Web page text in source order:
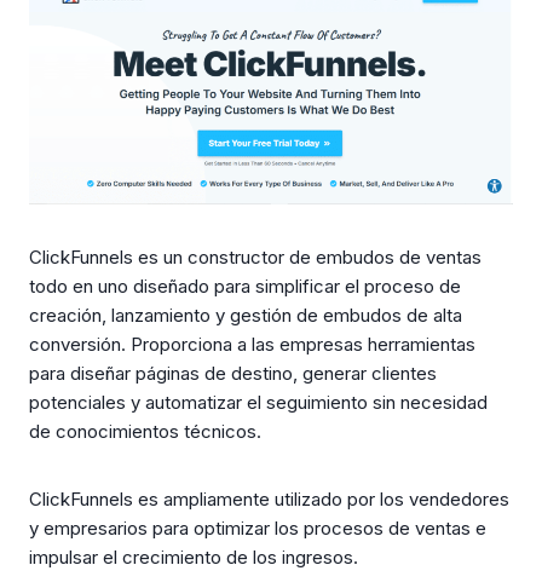
ClickFunnels es un constructor de embudos de ventas
todo en uno diseñado para simplificar el proceso de
creación, lanzamiento y gestión de embudos de alta
conversión. Proporciona a las empresas herramientas
para diseñar páginas de destino, generar clientes
potenciales y automatizar el seguimiento sin necesidad
de conocimientos técnicos.
ClickFunnels es ampliamente utilizado por los vendedores
y empresarios para optimizar los procesos de ventas e
impulsar el crecimiento de los ingresos.